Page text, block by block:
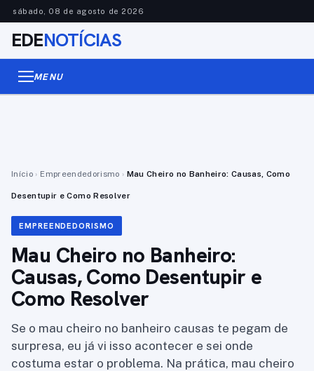
sábado, 08 de agosto de 2026
EDENOTÍCIAS
MENU
Início › Empreendedorismo › Mau Cheiro no Banheiro: Causas, Como
Desentupir e Como Resolver
EMPREENDEDORISMO
Mau Cheiro no Banheiro:
Causas, Como Desentupir e
Como Resolver
Se o mau cheiro no banheiro causas te pegam de
surpresa, eu já vi isso acontecer e sei onde
costuma estar o problema. Na prática, mau cheiro